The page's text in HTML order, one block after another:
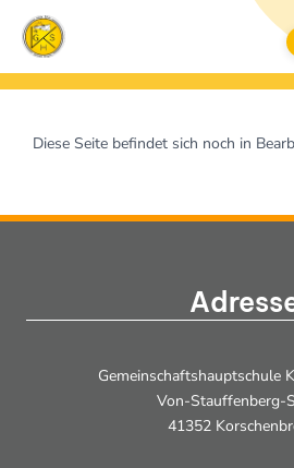
Inhalt
springen
Diese Seite befindet sich noch in
Gemeinschaftshauptschule
Von-Stauffenberg-
41352